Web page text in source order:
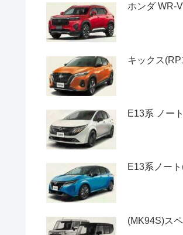
ホンダ WR-
キックス
E13系 ノー
E13系ノー
(MK94S)ス